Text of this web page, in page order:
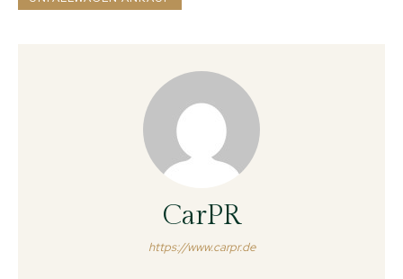
CarPR
https://www.carpr.de